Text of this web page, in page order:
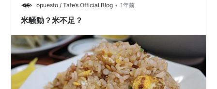
う、、、 一応、、断っておきたい。 さて、、、、…
opuesto / Tate’s Official Blog • 1年前
米騒動？米不足？